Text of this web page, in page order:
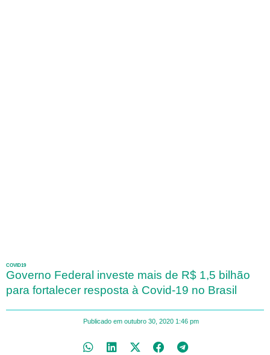
COVID19
Governo Federal investe mais de R$ 1,5 bilhão
para fortalecer resposta à Covid-19 no Brasil
Publicado em outubro 30, 2020 1:46 pm